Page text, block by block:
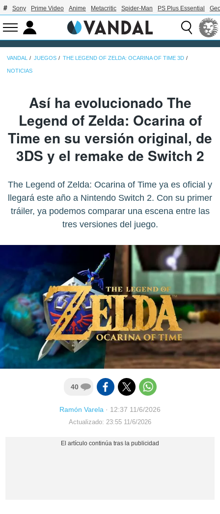
Sony Prime Video Anime Metacritic Spider-Man PS Plus Essential
VANDAL JUEGOS THE LEGEND OF ZELDA: OCARINA OF TIME 3D
NOTICIAS
Así ha evolucionado The
Legend of Zelda: Ocarina of
Time en su versión original, de
3DS y el remake de Switch 2
The Legend of Zelda: Ocarina of Time ya es oficial y
llegará este año a Nintendo Switch 2. Con su primer
tráiler, ya podemos comparar una escena entre las
tres versiones del juego.
40
Ramón Varela · 12:37 11/6/2026
Actualizado: 23:55 11/6/2026